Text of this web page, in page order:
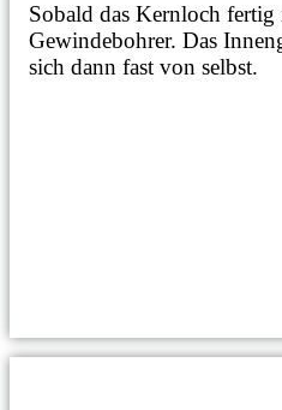
Sobald das Kernloch
Gewindebohrer. Das
sich dann fast von selbst.